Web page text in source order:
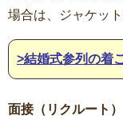
場合は、ジャケッ
>結婚式参列の着
面接（リクルート）